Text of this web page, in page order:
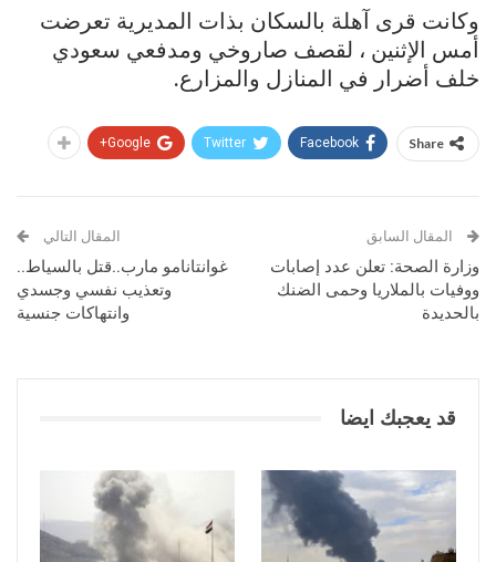
وكانت قرى آهلة بالسكان بذات المديرية تعرضت
أمس الإثنين ، لقصف صاروخي ومدفعي سعودي
خلف أضرار في المنازل والمزارع.
Share
Facebook
Twitter
Google+
المقال السابق
وزارة الصحة: تعلن عدد إصابات
ووفيات بالملاريا وحمى الضنك
بالحديدة
المقال التالي
غوانتانامو مارب..قتل بالسياط..
وتعذيب نفسي وجسدي
وانتهاكات جنسية
قد يعجبك ايضا